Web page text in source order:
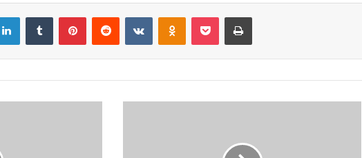
LinkedInTumblr PinterestReddit VKontakteOdnoklassniki
Pocket Imprimir